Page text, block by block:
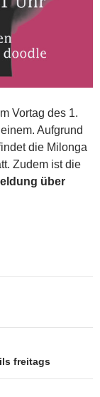
Vortag des 1.
Aufgrund
die Milonga
Zudem ist die
über
freitags